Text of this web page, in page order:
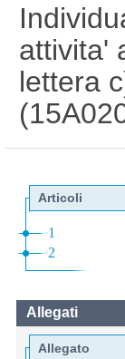
attivita'
lettera